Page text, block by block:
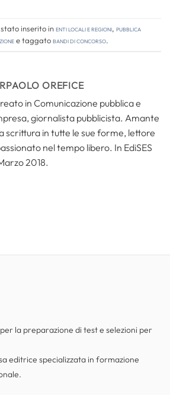
inserito inEnti locali e regioni, Pubblica
e taggatobandi di concorso.
OREFICE
in Comunicazione pubblica e
giornalista pubblicista. Amante
scrittura in tutte le sue forme, lettore
nel tempo libero. In EdiSES
2018.
la preparazione di test e selezioni per
editrice specializzata in formazione